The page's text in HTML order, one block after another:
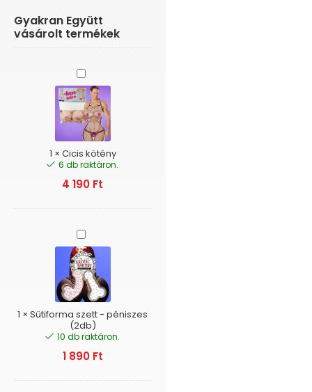
Gyakran Együtt
vásárolt termékek
Cicis
kötény
1 × Cicis kötény
6 db raktáron.
4 190 Ft
Sütiforma
szett
-
péniszes
(2db)
1 ×Sütiforma szett - péniszes
(2db)
10 db raktáron.
1 890 Ft